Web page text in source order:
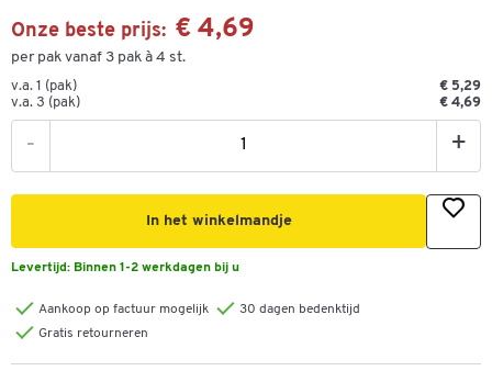
Onze beste prijs: € 4,69
per pak vanaf 3 pak à 4 st.
v.a. 1 (pak)
€ 5,29
v.a. 3 (pak)
€ 4,69
- +
In het winkelmandje
Levertijd: Binnen 1-2 werkdagen bij u
Aankoop op factuur mogelijk
30 dagen bedenktijd
Gratis retourneren